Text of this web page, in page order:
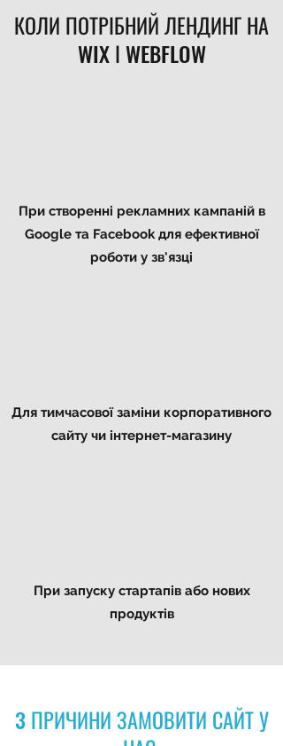
КОЛИ ПОТРІБНИЙ ЛЕНДИНГ НА
WIX ІWEBFLOW
При створенні рекламних кампаній в
Google та Facebook для ефективної
роботи у зв'язці
Для тимчасової заміни корпоративного
сайту чи інтернет-магазину
При запуску стартапів або нових
продуктів
3 ПРИЧИНИ ЗАМОВИТИ САЙТ У